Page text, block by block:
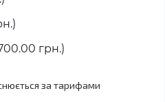
грн.)
за тарифами